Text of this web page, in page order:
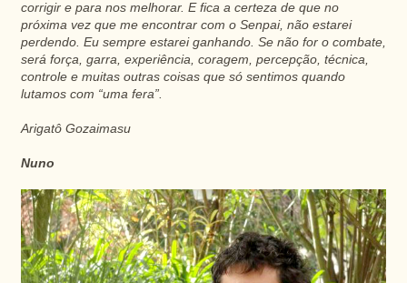
corrigir e para nos melhorar. E fica a certeza de que no
próxima vez que me encontrar com o Senpai, não estarei
perdendo. Eu sempre estarei ganhando. Se não for o combate,
será força, garra, experiência, coragem, percepção, técnica,
controle e muitas outras coisas que só sentimos quando
lutamos com “uma fera”.
Arigatô Gozaimasu
Nuno